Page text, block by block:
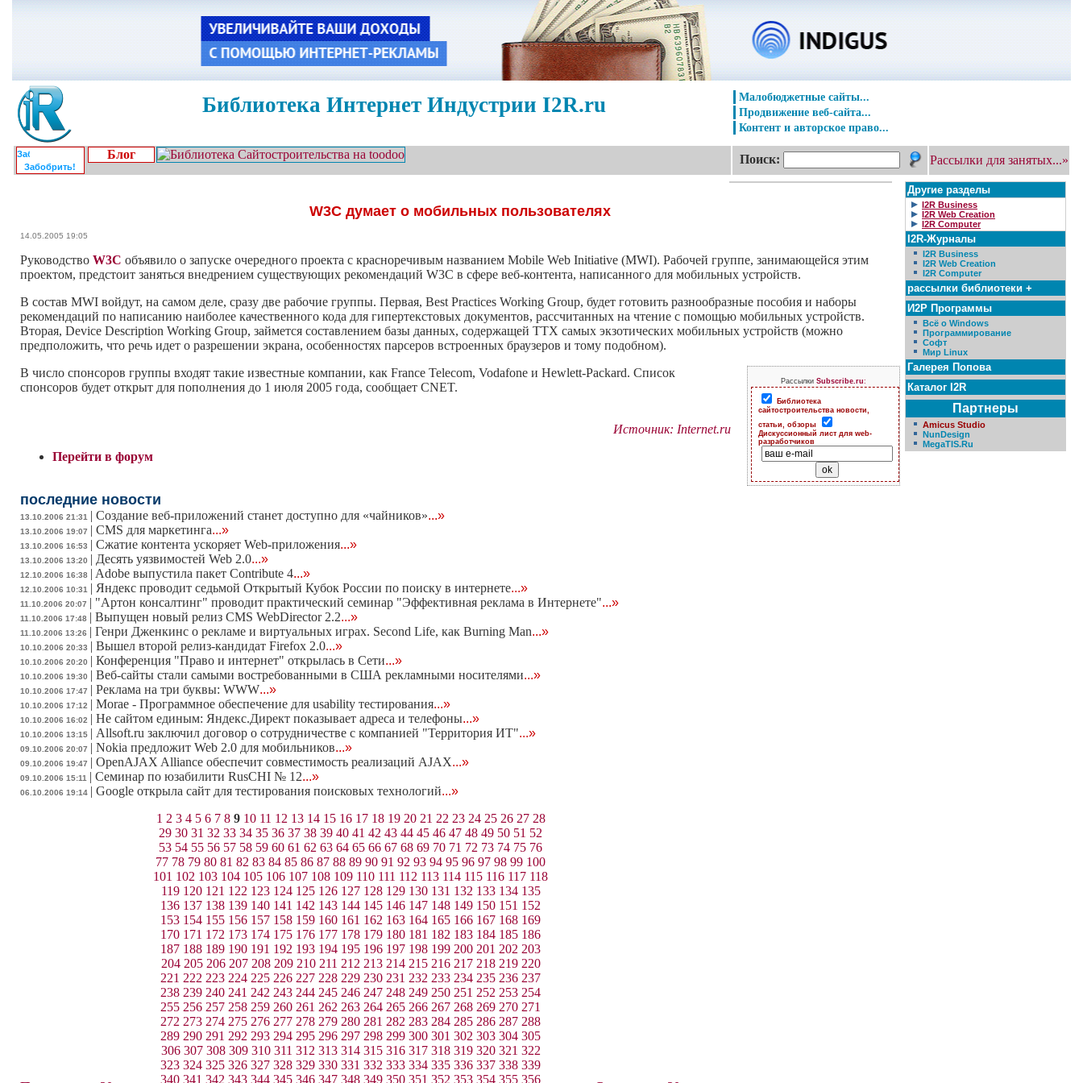
Библиотека Интернет Индустрии I2R.ru
Малобюджетные сайты...
Продвижение веб-сайта...
Контент и авторское право...
Забобрить!
Блог Поиск: Рассылки для занятых...»
W3C думает о мобильных пользователях
14.05.2005 19:05
Руководство W3C объявило о запуске очередного проекта с красноречивым названием Mobile Web Initiative (MWI). Рабочей группе, занимающейся этим
проектом, предстоит заняться внедрением существующих рекомендаций W3C в сфере веб-контента, написанного для мобильных устройств.
В состав MWI войдут, на самом деле, сразу две рабочие группы. Первая, Best Practices Working Group, будет готовить разнообразные пособия и наборы
рекомендаций по написанию наиболее качественного кода для гипертекстовых документов, рассчитанных на чтение с помощью мобильных устройств.
Вторая, Device Description Working Group, займется составлением базы данных, содержащей ТТХ самых экзотических мобильных устройств (можно
предположить, что речь идет о разрешении экрана, особенностях парсеров встроенных браузеров и тому подобном).
Рассылки Subscribe.ru:
Библиотека
сайтостроительства новости,
статьи, обзоры
Дискуссионный лист для web-
разработчиков
В число спонсоров группы входят такие известные компании, как France Telecom, Vodafone и Hewlett-Packard. Список
спонсоров будет открыт для пополнения до 1 июля 2005 года, сообщает CNET.
Источник: Internet.ru
Перейти в форум
последние новости
13.10.2006 21:31 | Создание веб-приложений станет доступно для «чайников»...»
13.10.2006 19:07 | CMS для маркетинга...»
13.10.2006 16:53 | Сжатие контента ускоряет Web-приложения...»
13.10.2006 13:20 | Десять уязвимостей Web 2.0...»
12.10.2006 16:38 | Adobe выпустила пакет Contribute 4...»
12.10.2006 10:31 | Яндекс проводит седьмой Открытый Кубок Росcии по поиску в интернете...»
11.10.2006 20:07 | "Артон консалтинг" проводит практический семинар "Эффективная реклама в Интернете"...»
11.10.2006 17:48 | Выпущен новый релиз CMS WebDirector 2.2...»
11.10.2006 13:26 | Генри Дженкинс о рекламе и виртуальных играх. Second Life, как Burning Man...»
10.10.2006 20:33 | Вышел второй релиз-кандидат Firefox 2.0...»
10.10.2006 20:20 | Конференция "Право и интернет" открылась в Сети...»
10.10.2006 19:30 | Веб-сайты стали самыми востребованными в США рекламными носителями...»
10.10.2006 17:47 | Реклама на три буквы: WWW...»
10.10.2006 17:12 | Morae - Программное обеспечение для usability тестирования...»
10.10.2006 16:02 | Не сайтом единым: Яндекс.Директ показывает адреса и телефоны...»
10.10.2006 13:15 | Allsoft.ru заключил договор о сотрудничестве с компанией "Территория ИТ"...»
09.10.2006 20:07 | Nokia предложит Web 2.0 для мобильников...»
09.10.2006 19:47 | OpenAJAX Alliance обеспечит совместимость реализаций AJAX...»
09.10.2006 15:11 | Семинар по юзабилити RusCHI № 12...»
06.10.2006 19:14 | Google открыла сайт для тестирования поисковых технологий...»
1 2 3 4 5 6 7 8 9 10 11 12 13 14 15 16 17 18 19 20 21 22 23 24 25 26 27 28
29 30 31 32 33 34 35 36 37 38 39 40 41 42 43 44 45 46 47 48 49 50 51 52
53 54 55 56 57 58 59 60 61 62 63 64 65 66 67 68 69 70 71 72 73 74 75 76
77 78 79 80 81 82 83 84 85 86 87 88 89 90 91 92 93 94 95 96 97 98 99 100
101 102 103 104 105 106 107 108 109 110 111 112 113 114 115 116 117 118
119 120 121 122 123 124 125 126 127 128 129 130 131 132 133 134 135
136 137 138 139 140 141 142 143 144 145 146 147 148 149 150 151 152
153 154 155 156 157 158 159 160 161 162 163 164 165 166 167 168 169
170 171 172 173 174 175 176 177 178 179 180 181 182 183 184 185 186
187 188 189 190 191 192 193 194 195 196 197 198 199 200 201 202 203
204 205 206 207 208 209 210 211 212 213 214 215 216 217 218 219 220
221 222 223 224 225 226 227 228 229 230 231 232 233 234 235 236 237
238 239 240 241 242 243 244 245 246 247 248 249 250 251 252 253 254
255 256 257 258 259 260 261 262 263 264 265 266 267 268 269 270 271
272 273 274 275 276 277 278 279 280 281 282 283 284 285 286 287 288
289 290 291 292 293 294 295 296 297 298 299 300 301 302 303 304 305
306 307 308 309 310 311 312 313 314 315 316 317 318 319 320 321 322
323 324 325 326 327 328 329 330 331 332 333 334 335 336 337 338 339
340 341 342 343 344 345 346 347 348 349 350 351 352 353 354 355 356
Другие разделы
I2R Business
I2R Web Creation
I2R Computer
I2R-Журналы
I2R Business
I2R Web Creation
I2R Computer
рассылки библиотеки +
И2Р Программы
Всё о Windows
Программирование
Софт
Мир Linux
Галерея Попова
Каталог I2R
Партнеры
Amicus Studio
NunDesign
MegaTIS.Ru